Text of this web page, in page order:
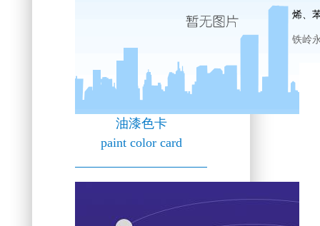
烯、
铁岭
油漆色卡
paint color card